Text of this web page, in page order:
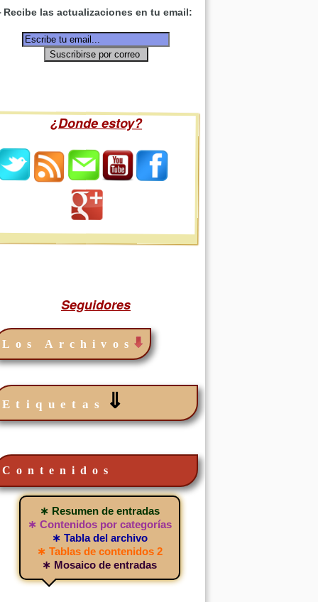
las actualizaciones en tu email:
¿Donde estoy?
Seguidores
Los Archivos
Etiquetas ⇓
Contenidos
∗ Resumen de entradas
∗ Contenidos por categorías
∗ Tabla del archivo
∗ Tablas de contenidos 2
∗ Mosaico de entradas